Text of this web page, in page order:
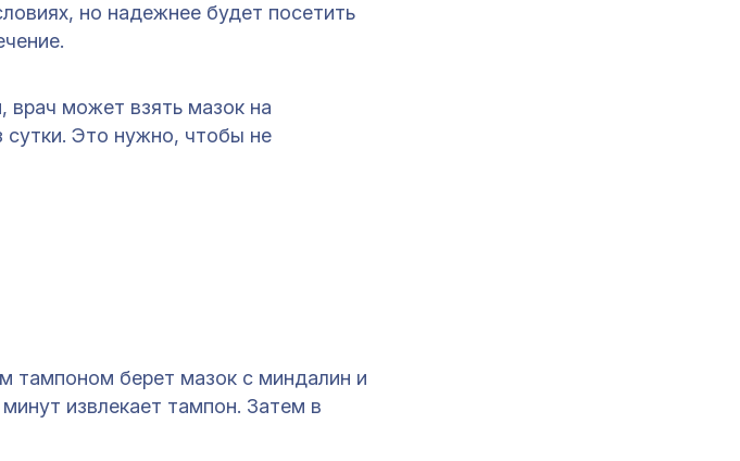
но надежнее будет посетить
врач может взять мазок на
сутки. Это нужно, чтобы не
тампоном берет мазок с миндалин и
извлекает тампон. Затем в